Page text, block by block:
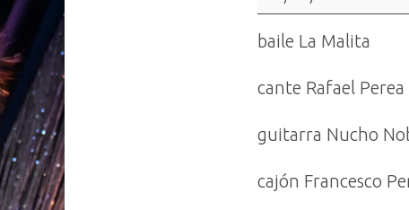
y
su
Spettacolo
Flamenco
Posti
baile La Malita
cante Rafael Perea
guitarra Nucho
cajón Francesco